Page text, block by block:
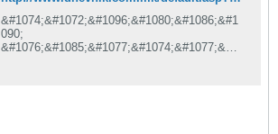
&#1074;&#1072;&#1096;&#1080;&#1086;&#1
090;
&#1076;&#1085;&#1077;&#1074;&#1077;&#1